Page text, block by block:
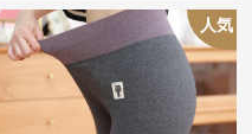
人気